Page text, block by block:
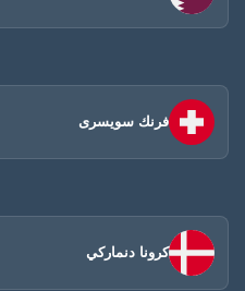
فرنك سويسرى
كرونا دنماركي